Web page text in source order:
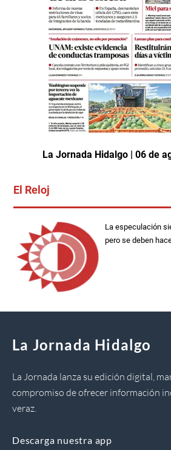
La Jornada Hidalgo | 06 de
El Reloj
La especulación
pero se deben
La Jornada Hidalgo
La Jornada lanza su edición digital,
compromiso de ofrecer información
veraz.
Descarga nuestra app